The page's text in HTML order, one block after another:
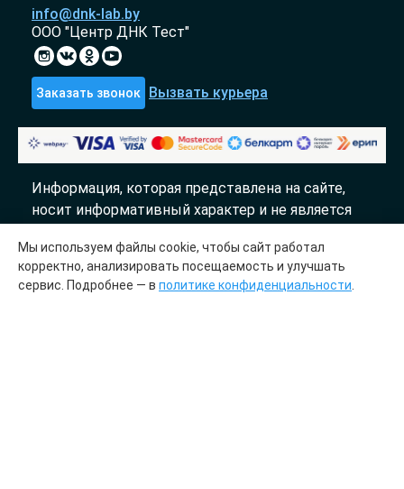
info@dnk-lab.by
ООО "Центр ДНК Тест"
Заказать звонок Вызвать курьера
Информация, которая представлена на сайте,
носит информативный характер и не является
«DTL» 2017-2026
Молекулярно генетический центр «ДТЛ»
Мы используем файлы cookie, чтобы сайт работал
корректно, анализировать посещаемость и улучшать
сервис. Подробнее — в политике конфиденциальности